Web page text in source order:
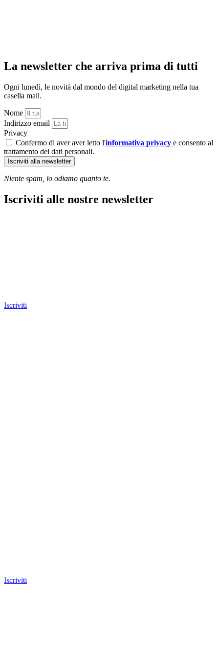
La newsletter che arriva prima di tutti
Ogni lunedì, le novità dal mondo del digital marketing nella tua
casella mail.
Nome
Indirizzo email
Privacy
Confermo di aver aver letto l'informativa privacy e consento al
trattamento dei dati personali.
Iscriviti alla newsletter
Niente spam, lo odiamo quanto te.
Iscriviti alle nostre newsletter
Iscriviti
Iscriviti